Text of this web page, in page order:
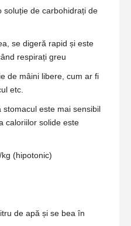
soluție de carbohidrați de
se digeră rapid și este
respirați greu
de mâini libere, cum ar fi
etc.
este mai sensibil
caloriilor solide este
(hipotonic)
de apă și se bea în